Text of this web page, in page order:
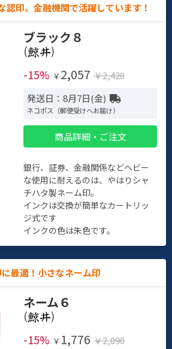
認印。金融機関で活躍しています！
ブラック８
(
)
-15% ￥ 2,057 ￥2,420
発送日：8月7日(金)
ネコポス（郵便受けへお届け）
商品詳細・ご注文
銀行、証券、金融関係などヘビー
な使用に耐えるのは、やはりシャ
チハタ製ネーム印。
インクは交換が簡単なカートリッ
ジ式です
インクの色は朱色です。
最適！小さなネーム印
ネーム６
(
)
-15% ￥ 1,776 ￥2,090